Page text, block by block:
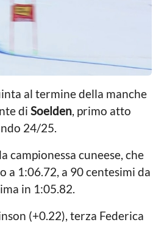
al termine della manche
di Soelden, primo atto
24/25.
campionessa cuneese, che
a 1:06.72, a 90 centesimi da
in 1:05.82.
(+0.22), terza Federica